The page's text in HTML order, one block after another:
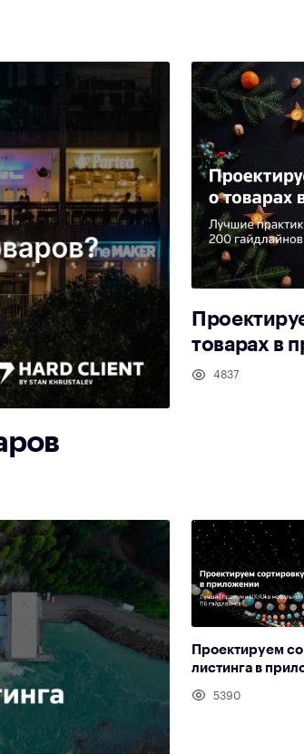
товарах в
4837
Проектируем
листинга в
5390